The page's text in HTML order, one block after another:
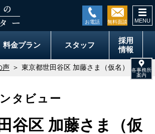
料金プラン スタッフ
採用
情報
声 東京都世田谷区 加藤さま（仮名）
タビュー
谷区 加藤さま（仮